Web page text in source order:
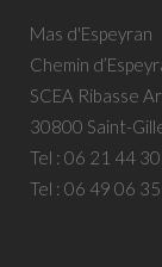
Mas d'Espeyran
Chemin
SCEA Ribasse
30800 Saint-
Tel : 06 21 44
Tel : 06 49 06